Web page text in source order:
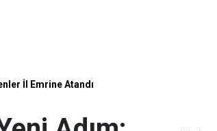
İl Emrine Atandı